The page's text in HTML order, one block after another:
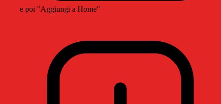
e poi "Aggiungi a Home"